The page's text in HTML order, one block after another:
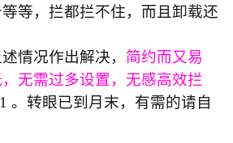
等，拦都拦不住，而且卸载还
情况作出解决， 简约而又易
无需过多设置，无感高效拦
。转眼已到月末，有需的请自